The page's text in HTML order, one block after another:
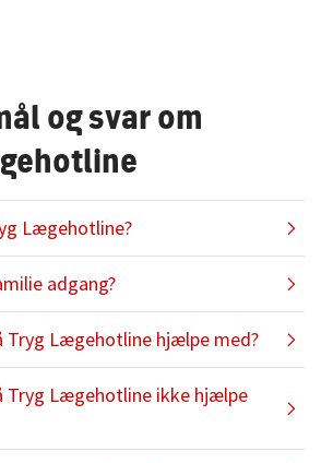
og svar om
Lægehotline?​
adgang?
Tryg Lægehotline hjælpe med?
Tryg Lægehotline ikke hjælpe